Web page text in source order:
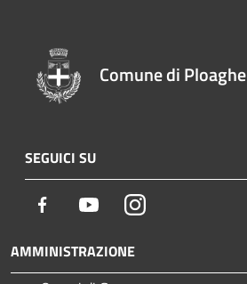
Comune di Ploaghe
SEGUICI SU
Facebook YoutubeInstagram
AMMINISTRAZIONE